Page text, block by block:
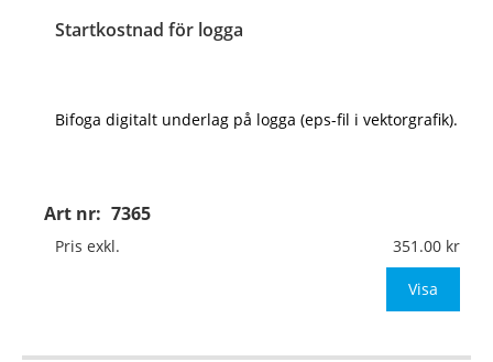
Startkostnad för logga
Art nr: 7365
Bifoga digitalt underlag på logga (eps-fil i vektorgrafik).
Pris exkl. 351.00
Visa